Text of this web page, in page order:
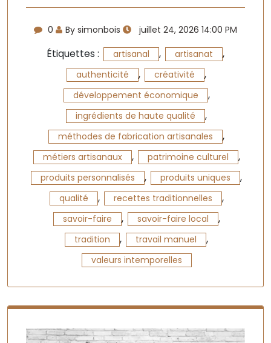
0 By simonbois juillet 24, 2026 14:00 PM
Étiquettes : artisanal , artisanat ,
authenticité , créativité ,
développement économique ,
ingrédients de haute qualité ,
méthodes de fabrication artisanales ,
métiers artisanaux , patrimoine culturel ,
produits personnalisés , produits uniques ,
qualité , recettes traditionnelles ,
savoir-faire , savoir-faire local ,
tradition , travail manuel ,
valeurs intemporelles